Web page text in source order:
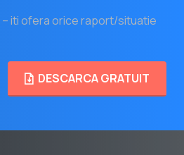
– iti ofera orice raport/situatie
DESCARCA GRATUIT